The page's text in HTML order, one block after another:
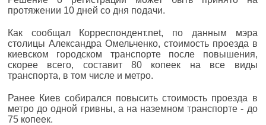
протяжении 10 дней со дня подачи.
Как сообщал Корреспондент.net, по данным мэра
столицы Александра Омельченко, стоимость проезда в
киевском городском транспорте после повышения,
скорее всего, составит 80 копеек на все виды
транспорта, в том числе и метро.
Ранее Киев собирался повысить стоимость проезда в
метро до одной гривны, а на наземном транспорте - до
75 копеек.